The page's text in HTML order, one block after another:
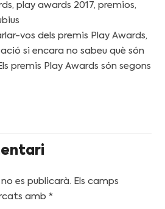
, play awards 2017, premios,
vos dels premis Play Awards,
si encara no sabeu què són
premis Play Awards són segons
es publicarà. Els camps
amb *